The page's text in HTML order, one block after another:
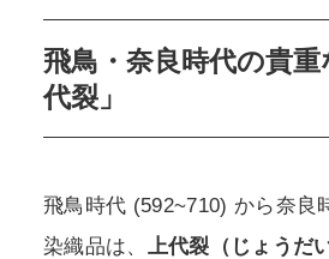
飛鳥・奈良時代の貴
代裂」
飛鳥時代 (592~710) から奈良
染織品は、
上代裂（じょうだ